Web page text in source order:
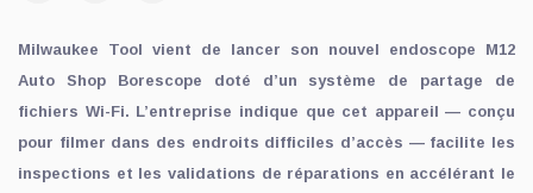
Milwaukee Tool vient de lancer son nouvel endoscope M12
Auto Shop Borescope doté d’un système de partage de
fichiers Wi-Fi. L’entreprise indique que cet appareil — conçu
pour filmer dans des endroits difficiles d’accès — facilite les
inspections et les validations de réparations en accélérant le